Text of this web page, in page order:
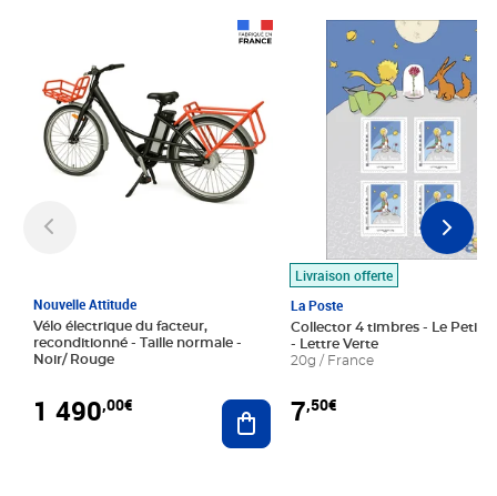
Nouvelle Attitude
Vélo électrique du facteur,
reconditionné - Taille normale -
Noir/ Rouge
1 490,00€ Ajouter au panier
Livraison offerte
La Poste
Collector 4 timbres - Le Petit
- Lettre Verte
20g / France
7,50€
Prix 7,50€